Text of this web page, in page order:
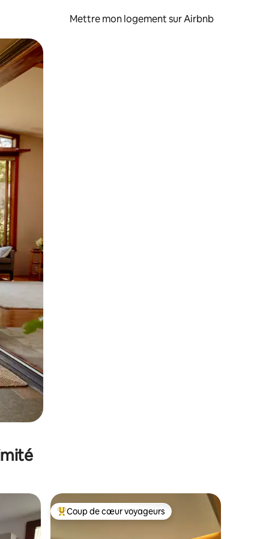
Mettre mon logement sur Airbnb
glisser.
Coups de cœur voyageurs les plus appréciés
Coup de cœur voyageurs